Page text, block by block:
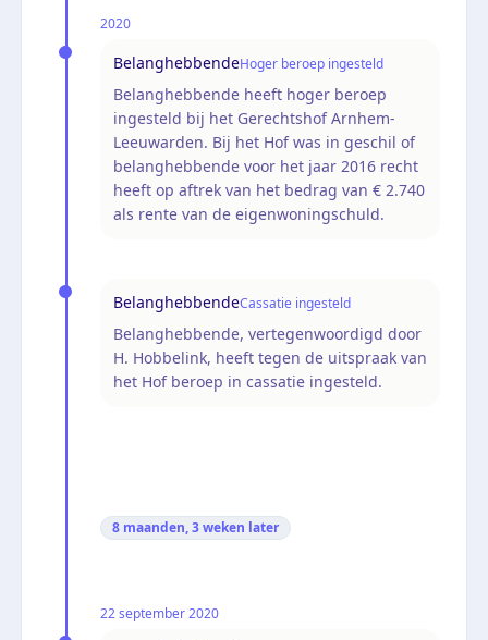
2020
BelanghebbendeHoger beroep ingesteld
Belanghebbende heeft hoger beroep
ingesteld bij het Gerechtshof Arnhem-
Leeuwarden. Bij het Hof was in geschil of
belanghebbende voor het jaar 2016 recht
heeft op aftrek van het bedrag van € 2.740
als rente van de eigenwoningschuld.
BelanghebbendeCassatie ingesteld
Belanghebbende, vertegenwoordigd door
H. Hobbelink, heeft tegen de uitspraak van
het Hof beroep in cassatie ingesteld.
8 maanden, 3 weken later
22 september 2020